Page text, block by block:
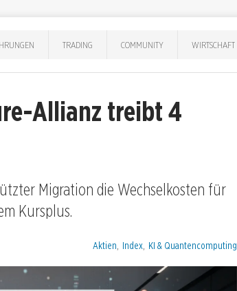
TRADING COMMUNITY WIRTSCHAFT
Allianz treibt 4
Migration die Wechselkosten für
Kursplus.
Kategorien:
Aktien Index KI & Quantencomputing